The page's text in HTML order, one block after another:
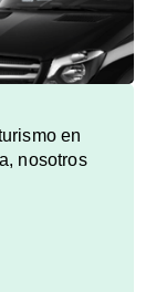
en
nosotros